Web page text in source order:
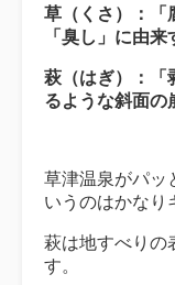
草（くさ）：「
「臭し」に由
萩（はぎ）：「
るような斜面の
草津温泉がパッ
いうのはかなり
萩は地すべりの
す。